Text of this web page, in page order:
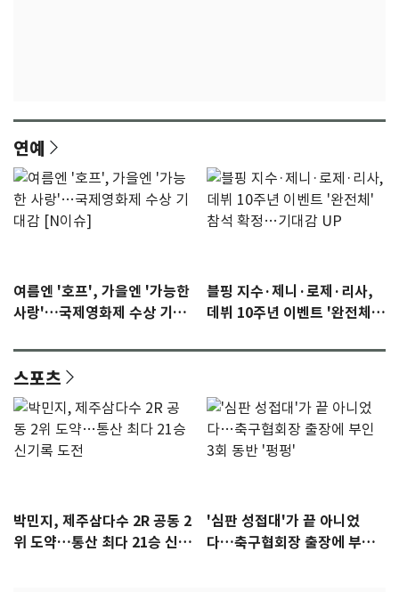
연예
여름엔 '호프', 가을엔 '가능한
사랑'…국제영화제 수상 기대
블핑 지수·제니·로제·리사,
데뷔 10주년 이벤트 '완전체'
스포츠
박민지, 제주삼다수 2R 공동 2
위 도약…통산 최다 21승 신기
'심판 성접대'가 끝 아니었
다…축구협회장 출장에 부인